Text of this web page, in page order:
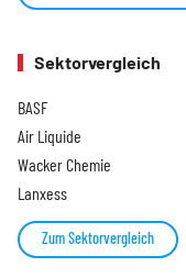
Sektorvergleich
BASF
Air Liquide
Wacker Chemie
Lanxess
Zum Sektorvergleich